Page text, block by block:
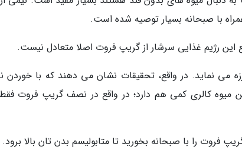
این رژیم غذایی سرشار از گریپ فروت اصلا متعادل نیست.
می نماید. در واقع، تحقیقات نشان می دهند که با
فروت را با صبحانه بخورید تا متابولیسم بدن تان بالا برود.